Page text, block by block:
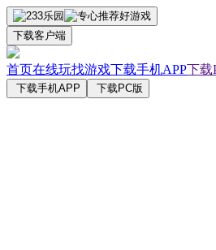
下载客户端
首页在线玩找游戏下载手机APP下载
下载手机APP 下载PC版